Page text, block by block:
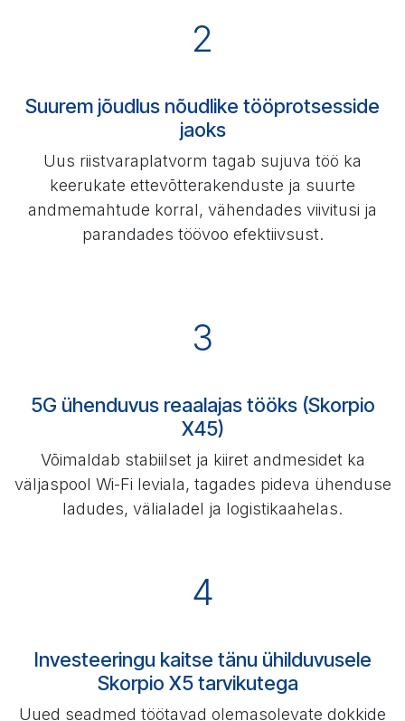
2
Suurem jõudlus nõudlike tööprotsesside
jaoks
Uus riistvaraplatvorm tagab sujuva töö ka
keerukate ettevõtterakenduste ja suurte
andmemahtude korral, vähendades viivitusi ja
parandades töövoo efektiivsust.
3
5G ühenduvus reaalajas tööks (Skorpio
X45)
Võimaldab stabiilset ja kiiret andmesidet ka
väljaspool Wi-Fi leviala, tagades pideva ühenduse
ladudes, välialadel ja logistikaahelas.
4​
Investeeringu kaitse tänu ühilduvusele
Skorpio X5 tarvikutega
Uued seadmed töötavad olemasolevate dokkide